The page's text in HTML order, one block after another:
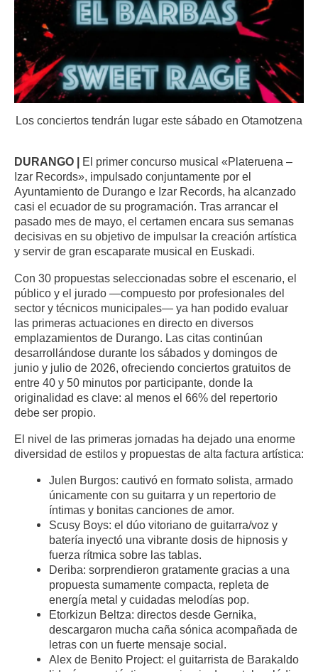
Los conciertos tendrán lugar este sábado en Otamotzena
DURANGO |
El primer concurso musical «Plateruena –
Izar Records», impulsado conjuntamente por el
Ayuntamiento de Durango e Izar Records, ha alcanzado
casi el ecuador de su programación. Tras arrancar el
pasado mes de mayo, el certamen encara sus semanas
decisivas en su objetivo de impulsar la creación artística
y servir de gran escaparate musical en Euskadi.
Con 30 propuestas seleccionadas sobre el escenario, el
público y el jurado —compuesto por profesionales del
sector y técnicos municipales— ya han podido evaluar
las primeras actuaciones en directo en diversos
emplazamientos de Durango. Las citas continúan
desarrollándose durante los sábados y domingos de
junio y julio de 2026, ofreciendo conciertos gratuitos de
entre 40 y 50 minutos por participante, donde la
originalidad es clave: al menos el 66% del repertorio
debe ser propio.
El nivel de las primeras jornadas ha dejado una enorme
diversidad de estilos y propuestas de alta factura artística:
Julen Burgos: cautivó en formato solista, armado
únicamente con su guitarra y un repertorio de
íntimas y bonitas canciones de amor.
Scusy Boys: el dúo vitoriano de guitarra/voz y
batería inyectó una vibrante dosis de hipnosis y
fuerza rítmica sobre las tablas.
Deriba: sorprendieron gratamente gracias a una
propuesta sumamente compacta, repleta de
energía metal y cuidadas melodías pop.
Etorkizun Beltza: directos desde Gernika,
descargaron mucha caña sónica acompañada de
letras con un fuerte mensaje social.
Alex de Benito Project: el guitarrista de Barakaldo